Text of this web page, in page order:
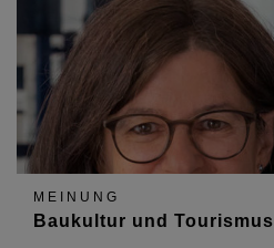
MEINUNG
Baukultur und Tourismus